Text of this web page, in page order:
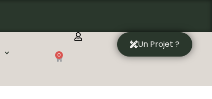
0
Panier
Un Projet ?